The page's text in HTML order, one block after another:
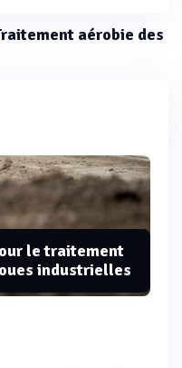
aérobie des
le traitement
industrielles